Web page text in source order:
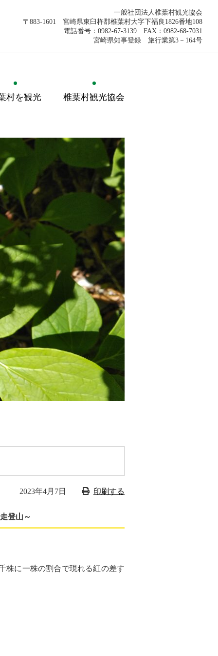
一般社団法人椎葉村観光協会
〒883-1601 宮崎県東臼杵郡椎葉村大字下福良1826番地108
電話番号：0982-67-3139 FAX：0982-68-7031
宮崎県知事登録 旅行業第3－164号
村を観光 椎葉村観光協会
2023年4月7日 印刷する
登山～
株に一株の割合で現れる紅の差す